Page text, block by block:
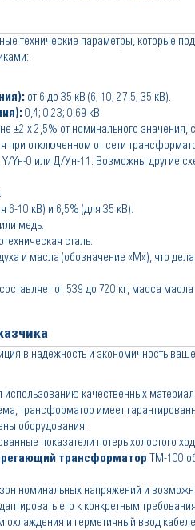
технические параметры, которые
от 6 до 35 кВ (6; 10; 27,5; 35 кВ).
0,4; 0,23; 0,69 кВ.
±2 х 2,5% от номинального
при отключенном от сети
Y/Yн-0 или Д/Ун-11. Возможны другие
6-10 кВ) и 6,5% (для 35 кВ).
медь.
сталь.
и масла (обозначение «М»), что
от 539 до 720 кг, масса
в надежность и экономичность
использованию качественных
трансформатор имеет
оборудования.
показатели потерь холостого
трансформатор ТМ-100
номинальных напряжений и
его к конкретным
охлаждения и герметичный ввод